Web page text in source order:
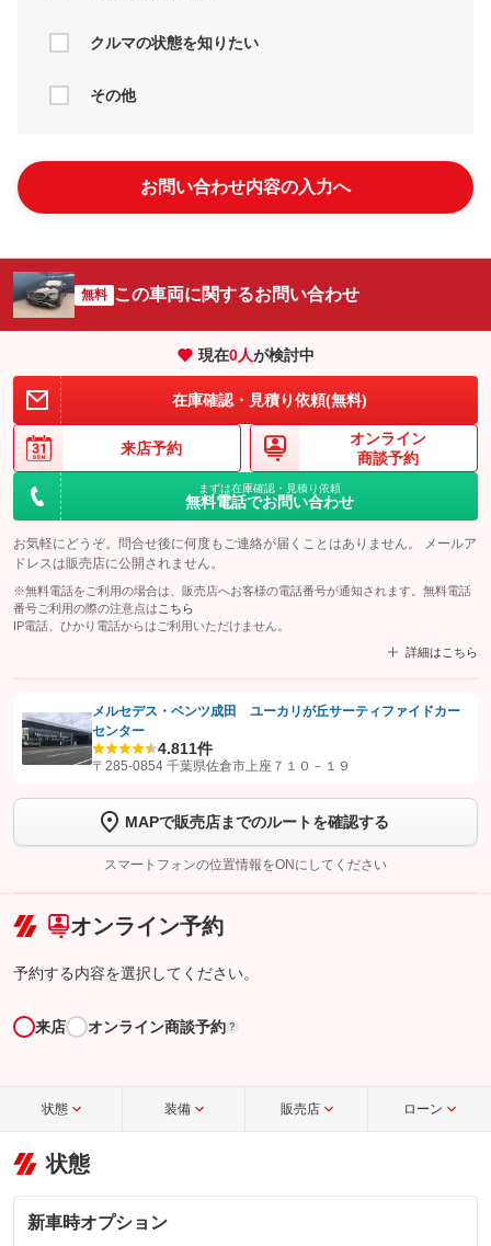
クルマの状態を知りたい
その他
お問い合わせ内容の入力へ
無料 この車両に関するお問い合わせ
現在0人が検討中
在庫確認・見積り依頼(無料)
来店予約
オンライン
商談予約
まずは在庫確認・見積り依頼
無料電話でお問い合わせ
お気軽にどうぞ。問合せ後に何度もご連絡が届くことはありません。 メールア
ドレスは販売店に公開されません。
※無料電話をご利用の場合は、販売店へお客様の電話番号が通知されます。無料電話
番号ご利用の際の注意点は こちら
IP電話、ひかり電話からはご利用いただけません。
詳細はこちら
【STEP1】認証画面でグーネットを友だち追加してから「許可する」ボタンを押
します
【STEP2】 トーク画面で
完了してください。
こちら
メルセデス・ベンツ成田 ユーカリが丘サーティファイドカー
センター
4.811件
〒285-0854 千葉県佐倉市上座７１０－１９
MAPで販売店までのルートを確認する
スマートフォンの位置情報をONにしてください
オンライン予約
予約する内容を選択してください。
来店 オンライン商談予約 ?
状態 装備 販売店 ローン
状態
新車時オプション